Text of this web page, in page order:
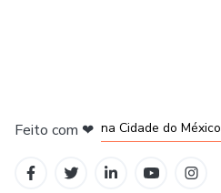
Feito com ❤ na Cidade do México